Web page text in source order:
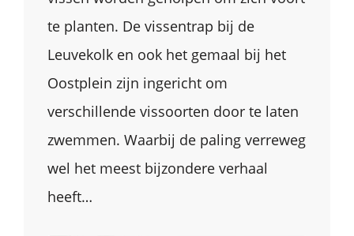
te planten. De vissentrap bij de
Leuvekolk en ook het gemaal bij het
Oostplein zijn ingericht om
verschillende vissoorten door te laten
zwemmen. Waarbij de paling verreweg
wel het meest bijzondere verhaal
heeft…